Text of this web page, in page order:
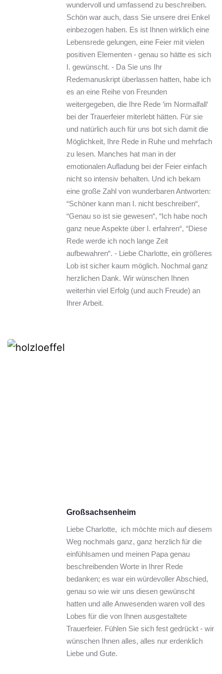
wundervoll und umfassend zu beschreiben.
Schön war auch, dass Sie unsere drei Enkel
einbezogen haben. Es ist Ihnen wirklich eine
Lebensrede gelungen, eine Feier mit vielen
positiven Elementen - genau so hätte es sich
I. gewünscht. - Da Sie uns Ihr
Redemanuskript überlassen hatten, habe ich
es an eine Reihe von Freunden
weitergegeben, die Ihre Rede ‘im Normalfall‘
bei der Trauerfeier miterlebt hätten. Für sie
und natürlich auch für uns bot sich damit die
Möglichkeit, Ihre Rede in Ruhe und mehrfach
zu lesen. Manches hat man in der
emotionalen Aufladung bei der Feier einfach
nicht so intensiv behalten. Und ich bekam
eine große Zahl von wunderbaren Antworten:
“Schöner kann man I. nicht beschreiben“,
“Genau so ist sie gewesen“, “Ich habe noch
ganz neue Aspekte über I. erfahren“, “Diese
Rede werde ich noch lange Zeit
aufbewahren“. - Liebe Charlotte, ein größeres
Lob ist sicher kaum möglich. Nochmal ganz
herzlichen Dank. Wir wünschen Ihnen
weiterhin viel Erfolg (und auch Freude) an
Ihrer Arbeit.
Großsachsenheim
Liebe Charlotte,  ich möchte mich auf diesem
Weg nochmals ganz, ganz herzlich für die
einfühlsamen und meinen Papa genau
beschreibenden Worte in Ihrer Rede
bedanken; es war ein würdevoller Abschied,
genau so wie wir uns diesen gewünscht
hatten und alle Anwesenden waren voll des
Lobes für die von Ihnen ausgestaltete
Trauerfeier. Fühlen Sie sich fest gedrückt - wir
wünschen Ihnen alles, alles nur erdenklich
Liebe und Gute.